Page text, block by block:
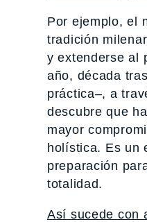
Por ejemplo, el
tradición
y extenderse al
año, década
práctica–, a
descubre que
mayor
holística. Es un
preparación
totalidad.
Así sucede con